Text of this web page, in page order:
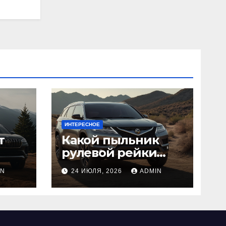
ИНТЕРЕСНОЕ
Какой пыльник
рулевой рейки
лучше выбрать:
оригинальный
или аналог, резина
24 ИЮЛЯ, 2026 ADMIN